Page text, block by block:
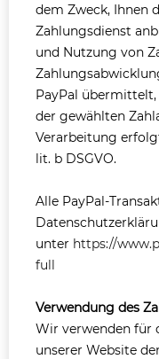
dem Zweck, Ihnen
Zahlungsdienst
und Nutzung von
PayPal
der gewählten
Verarbeitung
lit. b DSGVO.
Alle PayPal-
unter https://
full
Verwendung des
Wir verwenden für
unserer Website